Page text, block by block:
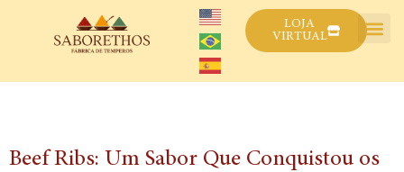
LOJA
VIRTUAL
Beef Ribs: Um Sabor Que Conquistou os